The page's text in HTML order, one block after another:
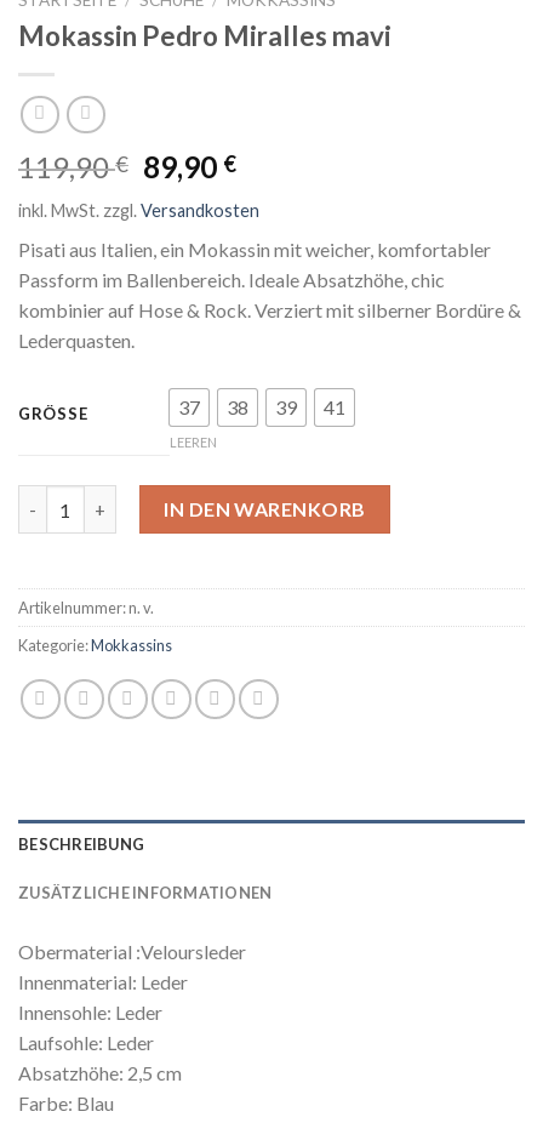
Mokassin Pedro Miralles mavi
119,90€ Ursprünglicher
Preis
war:
119,90 €
89,90 €Aktueller
Preis
ist:
89,90 €.
inkl. MwSt. zzgl.Versandkosten
Pisati aus Italien, ein Mokassin mit weicher, komfortabler
Passform im Ballenbereich. Ideale Absatzhöhe, chic
kombinier auf Hose & Rock. Verziert mit silberner Bordüre &
Lederquasten.
GRÖSSE 37 38 39 41
LEEREN
IN DEN WARENKORB
Artikelnummer:n. v.
Kategorie:Mokkassins
BESCHREIBUNG
ZUSÄTZLICHE INFORMATIONEN
Obermaterial :Veloursleder
Innenmaterial: Leder
Innensohle: Leder
Laufsohle: Leder
Absatzhöhe: 2,5 cm
Farbe: Blau